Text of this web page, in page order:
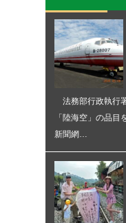
法務部行政執行
「陸海空」の品
新聞網…